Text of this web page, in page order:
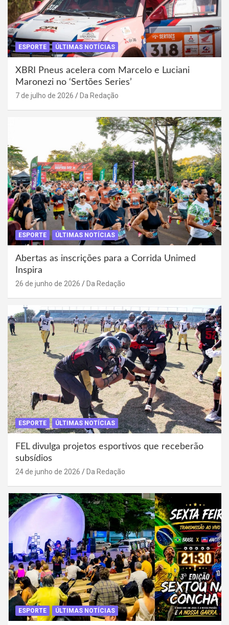
ESPORTE ÚLTIMAS NOTÍCIAS
XBRI Pneus acelera com Marcelo e Luciani
Maronezi no ‘Sertões Series’
7 de julho de 2026 Da Redação
ESPORTE ÚLTIMAS NOTÍCIAS
Abertas as inscrições para a Corrida Unimed
Inspira
26 de junho de 2026 Da Redação
ESPORTE ÚLTIMAS NOTÍCIAS
FEL divulga projetos esportivos que receberão
subsídios
24 de junho de 2026 Da Redação
ESPORTE ÚLTIMAS NOTÍCIAS